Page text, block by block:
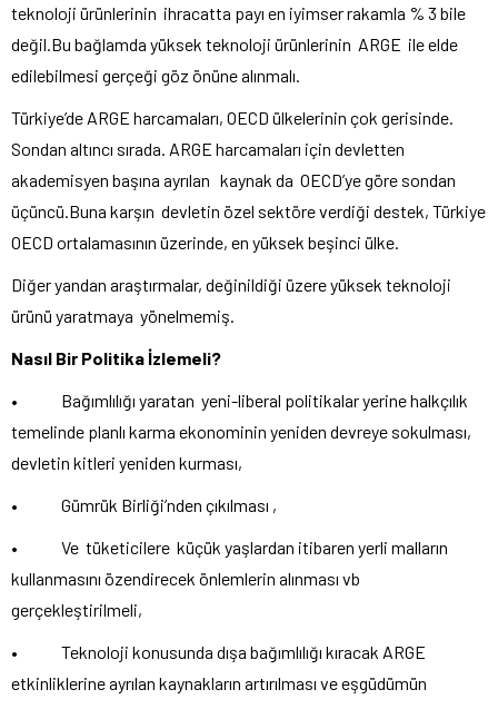
teknoloji ürünlerinin ihracatta payı en iyimser rakamla % 3 bile
değil.Bu bağlamda yüksek teknoloji ürünlerinin ARGE ile elde
edilebilmesi gerçeği göz önüne alınmalı.
Türkiye’de ARGE harcamaları, OECD ülkelerinin çok gerisinde.
Sondan altıncı sırada. ARGE harcamaları için devletten
akademisyen başına ayrılan kaynak da OECD’ye göre sondan
üçüncü.Buna karşın devletin özel sektöre verdiği destek, Türkiye
OECD ortalamasının üzerinde, en yüksek beşinci ülke.
Diğer yandan araştırmalar, değinildiği üzere yüksek teknoloji
ürünü yaratmaya yönelmemiş.
Nasıl Bir Politika İzlemeli?
• Bağımlılığı yaratan yeni-liberal politikalar yerine halkçılık
temelinde planlı karma ekonominin yeniden devreye sokulması,
devletin kitleri yeniden kurması,
• Gümrük Birliği’nden çıkılması ,
• Ve tüketicilere küçük yaşlardan itibaren yerli malların
kullanmasını özendirecek önlemlerin alınması vb
gerçekleştirilmeli,
• Teknoloji konusunda dışa bağımlılığı kıracak ARGE
etkinliklerine ayrılan kaynakların artırılması ve eşgüdümün